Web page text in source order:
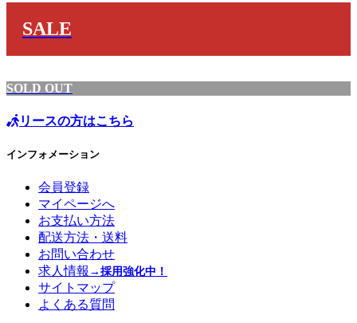
SALE
SOLD OUT
リースの方はこちら
インフォメーション
会員登録
マイページへ
お支払い方法
配送方法・送料
お問い合わせ
求人情報 →採用強化中！
サイトマップ
よくある質問